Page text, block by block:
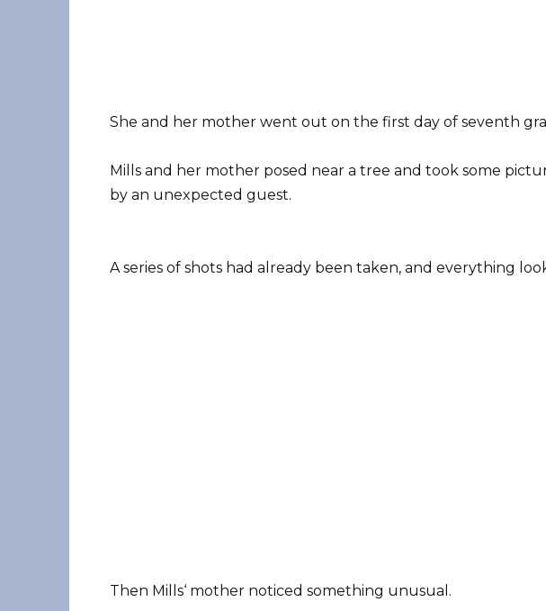
She and her mother went out on the first day of seventh
Mills and her mother posed near a tree and took some
by an unexpected guest.
A series of shots had already been taken, and everything
Then Mills‘ mother noticed something unusual.